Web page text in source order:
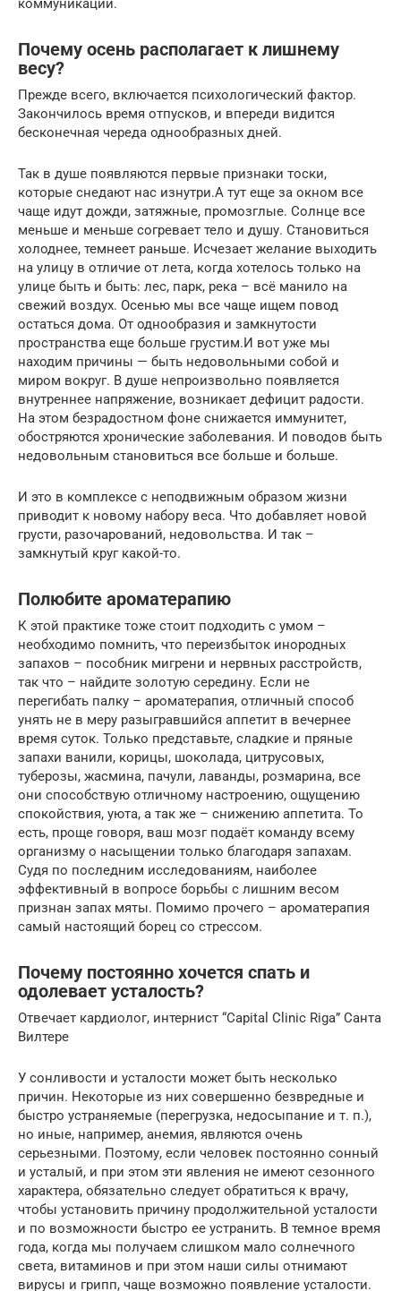
коммуникации.
Почему осень располагает к лишнему
весу?
Прежде всего, включается психологический фактор.
Закончилось время отпусков, и впереди видится
бесконечная череда однообразных дней.
Так в душе появляются первые признаки тоски,
которые снедают нас изнутри.А тут еще за окном все
чаще идут дожди, затяжные, промозглые. Солнце все
меньше и меньше согревает тело и душу. Становиться
холоднее, темнеет раньше. Исчезает желание выходить
на улицу в отличие от лета, когда хотелось только на
улице быть и быть: лес, парк, река – всё манило на
свежий воздух. Осенью мы все чаще ищем повод
остаться дома. От однообразия и замкнутости
пространства еще больше грустим.И вот уже мы
находим причины — быть недовольными собой и
миром вокруг. В душе непроизвольно появляется
внутреннее напряжение, возникает дефицит радости.
На этом безрадостном фоне снижается иммунитет,
обостряются хронические заболевания. И поводов быть
недовольным становиться все больше и больше.
И это в комплексе с неподвижным образом жизни
приводит к новому набору веса. Что добавляет новой
грусти, разочарований, недовольства. И так –
замкнутый круг какой-то.
Полюбите ароматерапию
К этой практике тоже стоит подходить с умом –
необходимо помнить, что переизбыток инородных
запахов – пособник мигрени и нервных расстройств,
так что – найдите золотую середину. Если не
перегибать палку – ароматерапия, отличный способ
унять не в меру разыгравшийся аппетит в вечернее
время суток. Только представьте, сладкие и пряные
запахи ванили, корицы, шоколада, цитрусовых,
туберозы, жасмина, пачули, лаванды, розмарина, все
они способствую отличному настроению, ощущению
спокойствия, уюта, а так же – снижению аппетита. То
есть, проще говоря, ваш мозг подаёт команду всему
организму о насыщении только благодаря запахам.
Судя по последним исследованиям, наиболее
эффективный в вопросе борьбы с лишним весом
признан запах мяты. Помимо прочего – ароматерапия
самый настоящий борец со стрессом.
Почему постоянно хочется спать и
одолевает усталость?
Отвечает кардиолог, интернист “Capital Clinic Riga” Санта
Вилтере
У сонливости и усталости может быть несколько
причин. Некоторые из них совершенно безвредные и
быстро устраняемые (перегрузка, недосыпание и т. п.),
но иные, например, анемия, являются очень
серьезными. Поэтому, если человек постоянно сонный
и усталый, и при этом эти явления не имеют сезонного
характера, обязательно следует обратиться к врачу,
чтобы установить причину продолжительной усталости
и по возможности быстро ее устранить. В темное время
года, когда мы получаем слишком мало солнечного
света, витаминов и при этом наши силы отнимают
вирусы и грипп, чаще возможно появление усталости.